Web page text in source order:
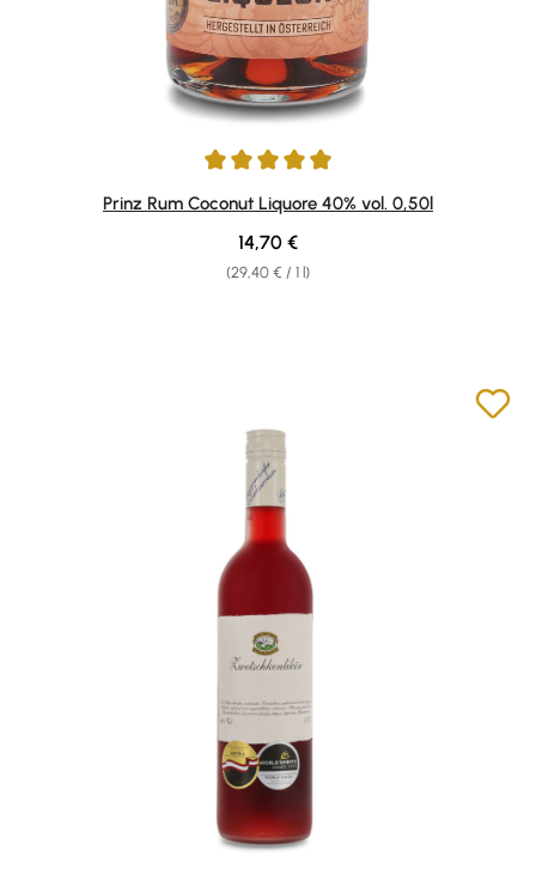
Prinz Rum Coconut Liquore 40% vol. 0,50l
(29,40 € / 1 l)
Regular price:
14,70 €